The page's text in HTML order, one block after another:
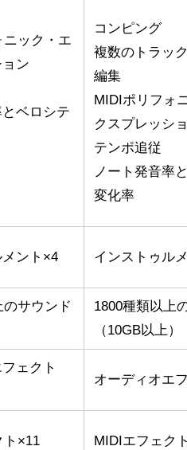
ック・エ
ン
ベロシテ
コンピング
複数のトラッ
編集
MIDIポリフォ
クスプレッシ
テンポ追従
ノート発音率
変化率
ント×4 インストゥル
のサウンド
1800種類以上
（10GB以上）
ェクト
オーディオエ
ト×11 MIDIエフェク